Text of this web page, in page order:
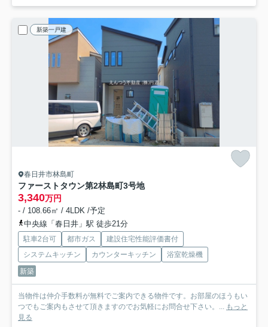
新築一戸建
春日井市林島町
ファーストタウン第2林島町3号地
3,340万円
- / 108.66㎡ / 4LDK /予定
中央線「春日井」駅 徒歩21分
駐車2台可 都市ガス
建設住宅性能評価書付
システムキッチン
カウンターキッチン
浴室乾燥機
新築
当物件は仲介手数料が無料でご案内できる物件です。お部屋のほうもい
つでもご案内もさせて頂きますのでお気軽にお問合せ下さい。... もっと
見る